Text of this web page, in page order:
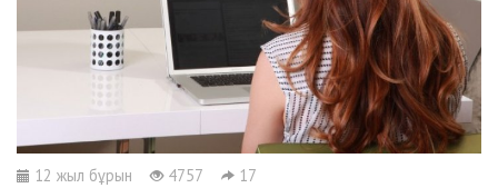
12 жыл бұрын 4757 17